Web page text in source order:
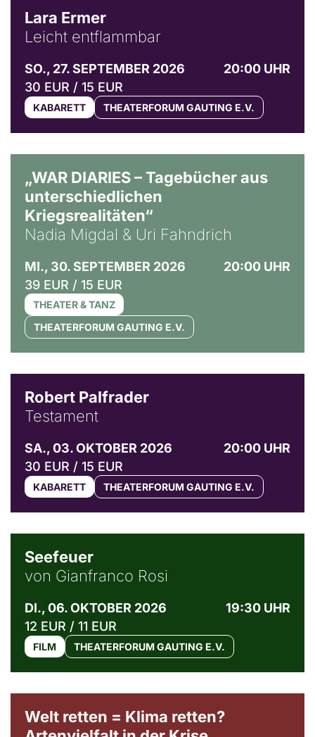
Lara Ermer
Leicht entflammbar
SO., 27. SEPTEMBER 2026
20:00 UHR
30 EUR / 15 EUR
KABARETT THEATERFORUM GAUTING E.V.
„WAR DIARIES – Tagebücher aus
unterschiedlichen
Kriegsrealitäten“
Nadia Migdal & Uri Fahndrich
MI., 30. SEPTEMBER 2026
20:00 UHR
39 EUR / 15 EUR
THEATER & TANZ
THEATERFORUM GAUTING E.V.
Robert Palfrader
Testament
SA., 03. OKTOBER 2026
20:00 UHR
30 EUR / 15 EUR
KABARETT THEATERFORUM GAUTING E.V.
Seefeuer
von Gianfranco Rosi
DI., 06. OKTOBER 2026
19:30 UHR
12 EUR / 11 EUR
FILM THEATERFORUM GAUTING E.V.
Welt retten = Klima retten?